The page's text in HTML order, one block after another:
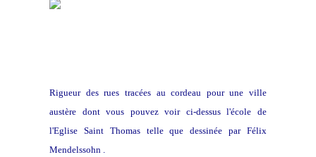
Rigueur des rues tracées au cordeau pour une ville
austère dont vous pouvez voir ci-dessus l'école de
l'Eglise Saint Thomas telle que dessinée par Félix
Mendelssohn .